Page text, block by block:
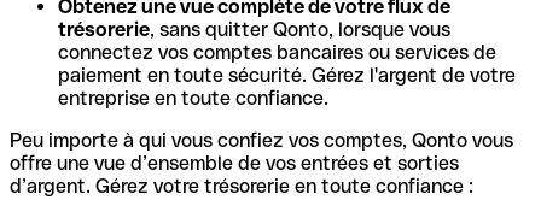
Obtenez une vue complète de votre flux de
trésorerie, sans quitter Qonto, lorsque vous
connectez vos comptes bancaires ou services de
paiement en toute sécurité. Gérez l'argent de votre
entreprise en toute confiance.
Peu importe à qui vous confiez vos comptes, Qonto vous
offre une vue d’ensemble de vos entrées et sorties
d’argent. Gérez votre trésorerie en toute confiance :